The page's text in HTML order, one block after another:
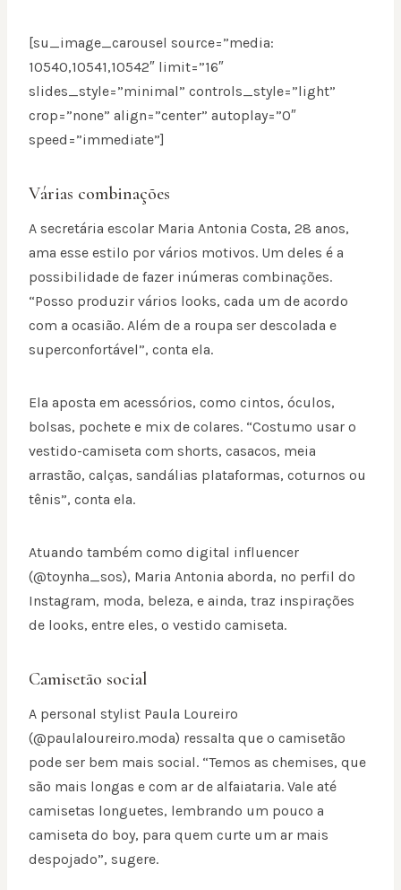
[su_image_carousel source=”media:
10540,10541,10542″ limit=”16″
slides_style=”minimal” controls_style=”light”
crop=”none” align=”center” autoplay=”0″
speed=”immediate”]
Várias combinações
A secretária escolar Maria Antonia Costa, 28 anos,
ama esse estilo por vários motivos. Um deles é a
possibilidade de fazer inúmeras combinações.
“Posso produzir vários looks, cada um de acordo
com a ocasião. Além de a roupa ser descolada e
superconfortável”, conta ela.
Ela aposta em acessórios, como cintos, óculos,
bolsas, pochete e mix de colares. “Costumo usar o
vestido-camiseta com shorts, casacos, meia
arrastão, calças, sandálias plataformas, coturnos ou
tênis”, conta ela.
Atuando também como digital influencer
(@toynha_sos), Maria Antonia aborda, no perfil do
Instagram, moda, beleza, e ainda, traz inspirações
de looks, entre eles, o vestido camiseta.
Camisetão social
A personal stylist Paula Loureiro
(@paulaloureiro.moda) ressalta que o camisetão
pode ser bem mais social. “Temos as chemises, que
são mais longas e com ar de alfaiataria. Vale até
camisetas longuetes, lembrando um pouco a
camiseta do boy, para quem curte um ar mais
despojado”, sugere.